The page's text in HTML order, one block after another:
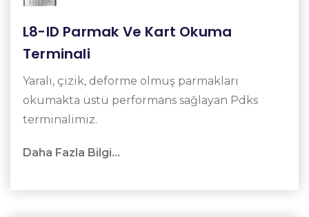
L8-ID Parmak Ve Kart Okuma
Terminali
Yaralı, çizik, deforme olmuş parmakları
okumakta üstü performans sağlayan Pdks
terminalimiz.
Daha Fazla Bilgi…